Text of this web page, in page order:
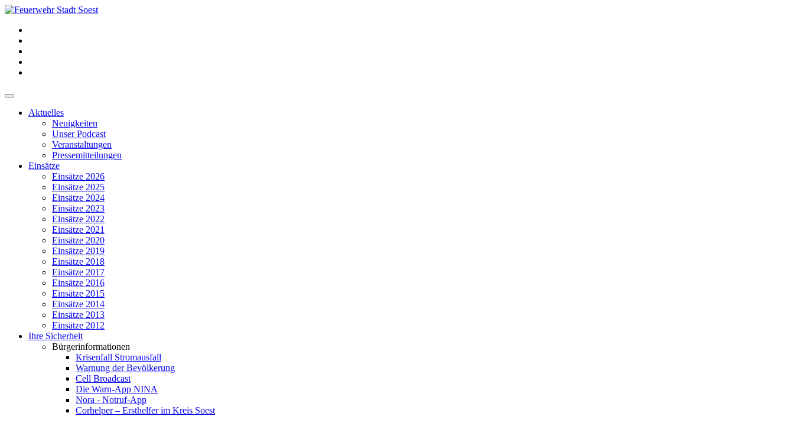
Aktuelles
Neuigkeiten
Unser Podcast
Veranstaltungen
Pressemitteilungen
Einsätze
Einsätze 2026
Einsätze 2025
Einsätze 2024
Einsätze 2023
Einsätze 2022
Einsätze 2021
Einsätze 2020
Einsätze 2019
Einsätze 2018
Einsätze 2017
Einsätze 2016
Einsätze 2015
Einsätze 2014
Einsätze 2013
Einsätze 2012
Ihre Sicherheit
Bürgerinformationen
Krisenfall Stromausfall
Warnung der Bevölkerung
Cell Broadcast
Die Warn-App NINA
Nora - Notruf-App
Corhelper – Ersthelfer im Kreis Soest